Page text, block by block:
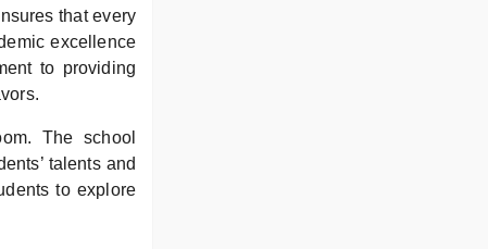
that every
excellence
to providing
The school
talents and
to explore